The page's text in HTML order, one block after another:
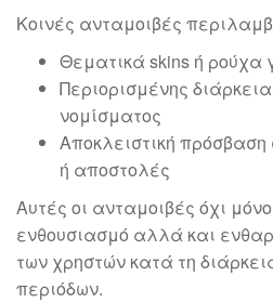
Κοινές ανταμοιβές
Θεματικά skins ή ρούχα
Περιορισμένης
νομίσματος
Αποκλειστική πρόσβαση
ή αποστολές
Αυτές οι ανταμοιβές όχι
ενθουσιασμό αλλά και
των χρηστών κατά τη
περιόδων.